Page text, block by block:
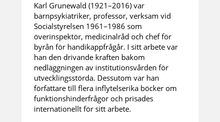
Karl Grunewald (1921–2016) var
barnpsykiatriker, professor, verksam vid
Socialstyrelsen 1961–1986 som
överinspektör, medicinalråd och chef för
byrån för handikappfrågår. I sitt arbete var
han den drivande kraften bakom
nedläggningen av institutionsvården för
utvecklingsstörda. Dessutom var han
författare till flera inflytelserika böcker om
funktionshinderfrågor och prisades
internationellt för sitt arbete.